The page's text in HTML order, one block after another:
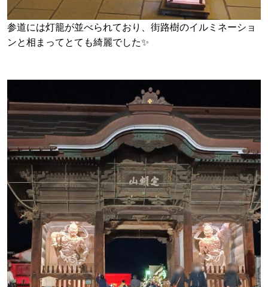
参道には灯籠が並べられており、街路樹のイルミネーショ
ンと相まってとても綺麗でした✨